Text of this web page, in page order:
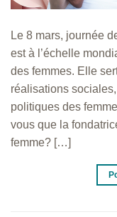
Le 8 mars, journée
est à l’échelle
des femmes. Elle
réalisations
politiques des
vous que la
femme? […]